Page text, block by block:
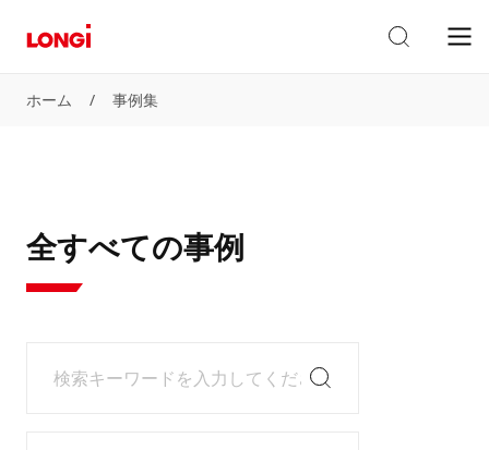
ホーム / 事例集
全すべての事例